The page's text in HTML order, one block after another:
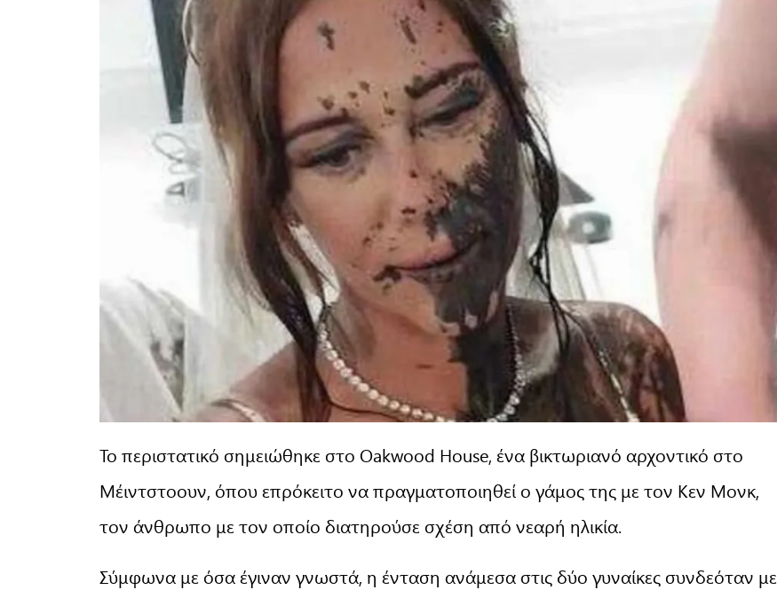
Το περιστατικό σημειώθηκε στο Oakwood House, ένα βικτωριανό αρχοντικό στο
Μέιντστοουν, όπου επρόκειτο να πραγματοποιηθεί ο γάμος της με τον Κεν Μονκ,
τον άνθρωπο με τον οποίο διατηρούσε σχέση από νεαρή ηλικία.
Σύμφωνα με όσα έγιναν γνωστά, η ένταση ανάμεσα στις δύο γυναίκες συνδεόταν με